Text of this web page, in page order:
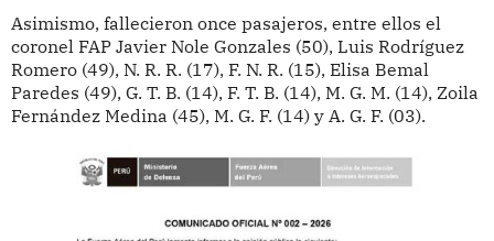
Asimismo, fallecieron once pasajeros, entre ellos el
coronel FAP Javier Nole Gonzales (50), Luis Rodríguez
Romero (49), N. R. R. (17), F. N. R. (15), Elisa Bemal
Paredes (49), G. T. B. (14), F. T. B. (14), M. G. M. (14), Zoila
Fernández Medina (45), M. G. F. (14) y A. G. F. (03).